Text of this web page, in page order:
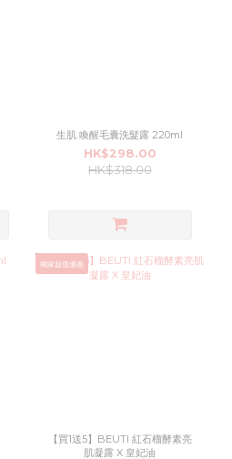
生肌 喚醒毛囊洗髮露 220ml
HK$298.00
HK$318.00
獨家超值優惠
【買1送5】BEUTI 紅石榴酵素亮
肌凝露 X 皇妃油